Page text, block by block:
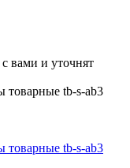
вами и уточнят